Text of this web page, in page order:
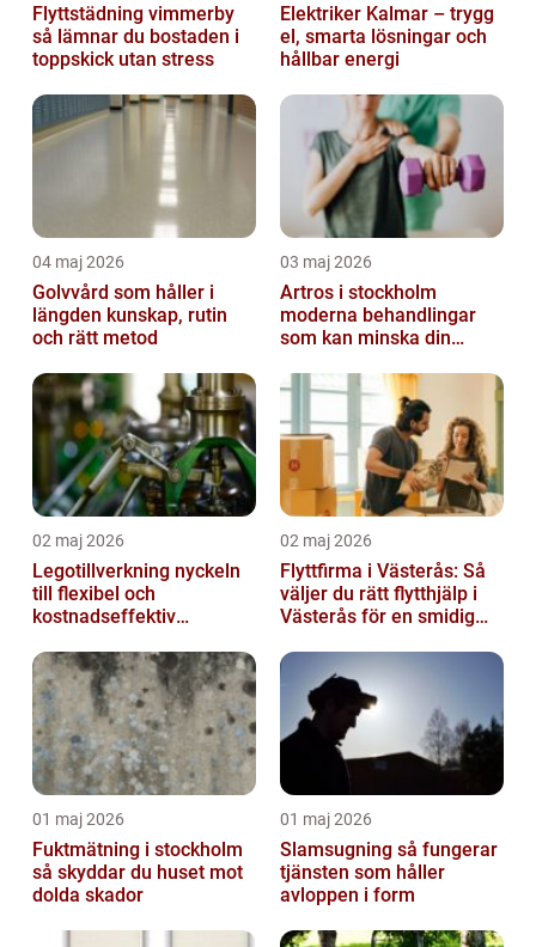
Flyttstädning vimmerby
så lämnar du bostaden i
toppskick utan stress
Elektriker Kalmar – trygg
el, smarta lösningar och
hållbar energi
04 maj 2026
Golvvård som håller i
längden kunskap, rutin
och rätt metod
03 maj 2026
Artros i stockholm
moderna behandlingar
som kan minska din
02 maj 2026
Legotillverkning nyckeln
till flexibel och
kostnadseffektiv
02 maj 2026
Flyttfirma i Västerås: Så
väljer du rätt flytthjälp i
Västerås för en smidig
01 maj 2026
Fuktmätning i stockholm
så skyddar du huset mot
dolda skador
01 maj 2026
Slamsugning så fungerar
tjänsten som håller
avloppen i form